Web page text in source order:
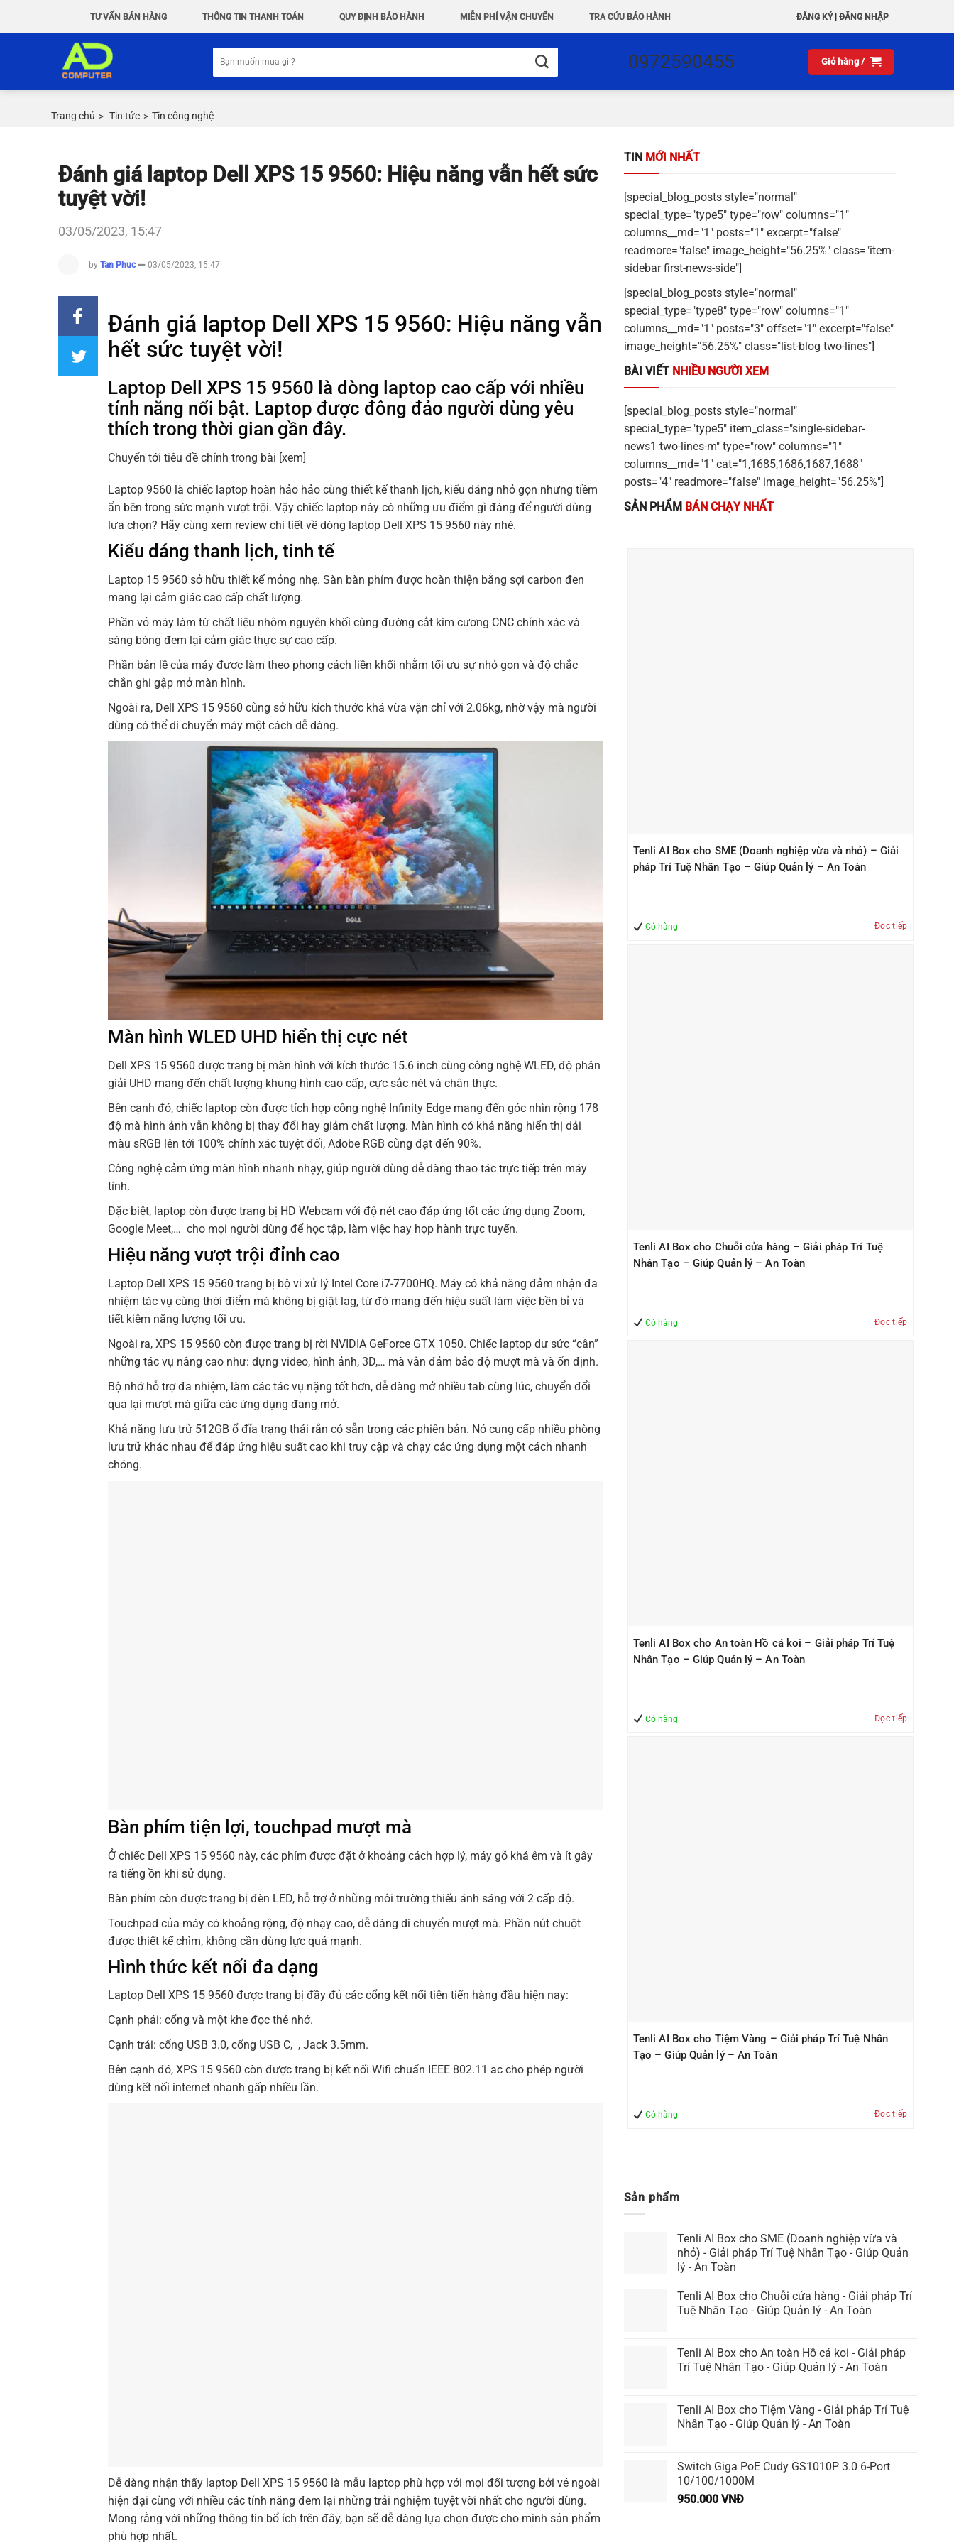
TƯ VẤN BÁN HÀNG THÔNG TIN THANH TOÁN QUY ĐỊNH BẢO HÀNH MIỄN PHÍ VẬN CHUYỂN TRA CỨU BẢO HÀNH ĐĂNG KÝ| ĐĂNG NHẬP
kiếm:
0972590455 Giỏ hàng /
Trang chủ > Tin tức > Tin công nghệ
Đánh giá laptop Dell XPS 15 9560: Hiệu năng vẫn hết sức
tuyệt vời!
03/05/2023, 15:47
by Tan Phuc 03/05/2023, 15:47
Đánh giá laptop Dell XPS 15 9560: Hiệu năng vẫn
hết sức tuyệt vời!
Laptop Dell XPS 15 9560 là dòng laptop cao cấp với nhiều
tính năng nổi bật. Laptop được đông đảo người dùng yêu
thích trong thời gian gần đây.
Chuyển tới tiêu đề chính trong bài [xem]
Laptop 9560 là chiếc laptop hoàn hảo hảo cùng thiết kế thanh lịch, kiểu dáng nhỏ gọn nhưng tiềm
ẩn bên trong sức mạnh vượt trội. Vậy chiếc laptop này có những ưu điểm gì đáng để người dùng
lựa chọn? Hãy cùng xem review chi tiết về dòng laptop Dell XPS 15 9560 này nhé.
Kiểu dáng thanh lịch, tinh tế
Laptop 15 9560 sở hữu thiết kế mỏng nhẹ. Sàn bàn phím được hoàn thiện bằng sợi carbon đen
mang lại cảm giác cao cấp chất lượng.
Phần vỏ máy làm từ chất liệu nhôm nguyên khối cùng đường cắt kim cương CNC chính xác và
sáng bóng đem lại cảm giác thực sự cao cấp.
Phần bản lề của máy được làm theo phong cách liền khối nhằm tối ưu sự nhỏ gọn và độ chắc
chắn ghi gập mở màn hình.
Ngoài ra, Dell XPS 15 9560 cũng sở hữu kích thước khá vừa vặn chỉ với 2.06kg, nhờ vậy mà người
dùng có thể di chuyển máy một cách dễ dàng.
Màn hình WLED UHD hiển thị cực nét
Dell XPS 15 9560 được trang bị màn hình với kích thước 15.6 inch cùng công nghệ WLED, độ phân
giải UHD mang đến chất lượng khung hình cao cấp, cực sắc nét và chân thực.
Bên cạnh đó, chiếc laptop còn được tích hợp công nghệ Infinity Edge mang đến góc nhìn rộng 178
độ mà hình ảnh vẫn không bị thay đổi hay giảm chất lượng. Màn hình có khả năng hiển thị dải
màu sRGB lên tới 100% chính xác tuyệt đối, Adobe RGB cũng đạt đến 90%.
Công nghệ cảm ứng màn hình nhanh nhạy, giúp người dùng dễ dàng thao tác trực tiếp trên máy
tính.
Đặc biệt, laptop còn được trang bị HD Webcam với độ nét cao đáp ứng tốt các ứng dụng Zoom,
Google Meet,… cho mọi người dùng để học tập, làm việc hay họp hành trực tuyến.
Hiệu năng vượt trội đỉnh cao
Laptop Dell XPS 15 9560 trang bị bộ vi xử lý Intel Core i7-7700HQ. Máy có khả năng đảm nhận đa
nhiệm tác vụ cùng thời điểm mà không bị giật lag, từ đó mang đến hiệu suất làm việc bền bỉ và
tiết kiệm năng lượng tối ưu.
Ngoài ra, XPS 15 9560 còn được trang bị rời NVIDIA GeForce GTX 1050. Chiếc laptop dư sức “cân”
những tác vụ nâng cao như: dựng video, hình ảnh, 3D,… mà vẫn đảm bảo độ mượt mà và ổn định.
Bộ nhớ hỗ trợ đa nhiệm, làm các tác vụ nặng tốt hơn, dễ dàng mở nhiều tab cùng lúc, chuyển đổi
qua lại mượt mà giữa các ứng dụng đang mở.
Khả năng lưu trữ 512GB ổ đĩa trạng thái rắn có sẵn trong các phiên bản. Nó cung cấp nhiều phòng
lưu trữ khác nhau để đáp ứng hiệu suất cao khi truy cập và chạy các ứng dụng một cách nhanh
chóng.
Bàn phím tiện lợi, touchpad mượt mà
Ở chiếc Dell XPS 15 9560 này, các phím được đặt ở khoảng cách hợp lý, máy gõ khá êm và ít gây
ra tiếng ồn khi sử dụng.
Bàn phím còn được trang bị đèn LED, hỗ trợ ở những môi trường thiếu ánh sáng với 2 cấp độ.
Touchpad của máy có khoảng rộng, độ nhạy cao, dễ dàng di chuyển mượt mà. Phần nút chuột
được thiết kế chìm, không cần dùng lực quá mạnh.
Hình thức kết nối đa dạng
Laptop Dell XPS 15 9560 được trang bị đầy đủ các cổng kết nối tiên tiến hàng đầu hiện nay:
Cạnh phải: cổng và một khe đọc thẻ nhớ.
Cạnh trái: cổng USB 3.0, cổng USB C, , Jack 3.5mm.
Bên cạnh đó, XPS 15 9560 còn được trang bị kết nối Wifi chuẩn IEEE 802.11 ac cho phép người
dùng kết nối internet nhanh gấp nhiều lần.
Dễ dàng nhận thấy laptop Dell XPS 15 9560 là mẫu laptop phù hợp với mọi đối tượng bởi vẻ ngoài
hiện đại cùng với nhiều các tính năng đem lại những trải nghiệm tuyệt vời nhất cho người dùng.
Mong rằng với những thông tin bổ ích trên đây, bạn sẽ dễ dàng lựa chọn được cho mình sản phẩm
phù hợp nhất.
TIN MỚI NHẤT
[special_blog_posts style="normal"
special_type="type5" type="row" columns="1"
columns__md="1" posts="1" excerpt="false"
readmore="false" image_height="56.25%" class="item-
sidebar first-news-side"]
[special_blog_posts style="normal"
special_type="type8" type="row" columns="1"
columns__md="1" posts="3" offset="1" excerpt="false"
image_height="56.25%" class="list-blog two-lines"]
BÀI VIẾT NHIỀU NGƯỜI XEM
[special_blog_posts style="normal"
special_type="type5" item_class="single-sidebar-
news1 two-lines-m" type="row" columns="1"
columns__md="1" cat="1,1685,1686,1687,1688"
posts="4" readmore="false" image_height="56.25%"]
SẢN PHẨM BÁN CHẠY NHẤT
Tenli AI Box cho SME (Doanh nghiệp vừa và nhỏ) – Giải
pháp Trí Tuệ Nhân Tạo – Giúp Quản lý – An Toàn
Có hàng Đọc tiếp
Tenli AI Box cho Chuỗi cửa hàng – Giải pháp Trí Tuệ
Nhân Tạo – Giúp Quản lý – An Toàn
Có hàng Đọc tiếp
Tenli AI Box cho An toàn Hồ cá koi – Giải pháp Trí Tuệ
Nhân Tạo – Giúp Quản lý – An Toàn
Có hàng Đọc tiếp
Tenli AI Box cho Tiệm Vàng – Giải pháp Trí Tuệ Nhân
Tạo – Giúp Quản lý – An Toàn
Có hàng Đọc tiếp
Sản phẩm
Tenli AI Box cho SME (Doanh nghiệp vừa và
nhỏ) - Giải pháp Trí Tuệ Nhân Tạo - Giúp Quản
lý - An Toàn
Tenli AI Box cho Chuỗi cửa hàng - Giải pháp Trí
Tuệ Nhân Tạo - Giúp Quản lý - An Toàn
Tenli AI Box cho An toàn Hồ cá koi - Giải pháp
Trí Tuệ Nhân Tạo - Giúp Quản lý - An Toàn
Tenli AI Box cho Tiệm Vàng - Giải pháp Trí Tuệ
Nhân Tạo - Giúp Quản lý - An Toàn
Switch Giga PoE Cudy GS1010P 3.0 6-Port
10/100/1000M
950.000 VNĐ